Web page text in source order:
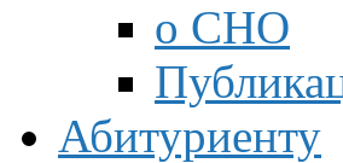
о СНО
Абитуриенту